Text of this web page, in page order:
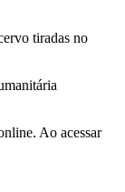
tiradas no
Ao acessar